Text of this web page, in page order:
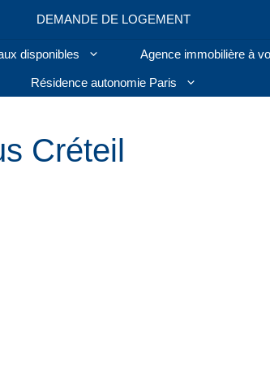
DEMANDE DE LOGEMENT
disponibles Agence immobilière à
Résidence autonomie Paris
Créteil